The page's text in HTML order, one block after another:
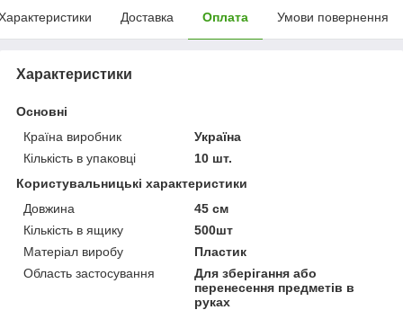
Доставка Оплата Умови повернення
Характеристики
Основні
Країна виробник
Україна
Кількість в упаковці
10 шт.
Користувальницькі характеристики
Довжина
45 см
Кількість в ящику
500шт
Матеріал виробу
Пластик
Область застосування
Для зберігання або
перенесення предметів в
руках